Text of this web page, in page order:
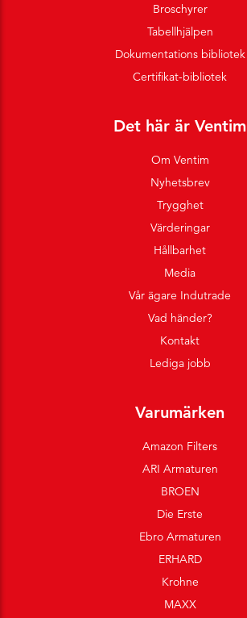
Broschyrer
Tabellhjälpen
Dokumentations bibliotek
Certifikat-bibliotek
Det här är Ventim
Om Ventim
Nyhetsbrev
Trygghet
Värderingar
Hållbarhet
Media
Vår ägare Indutrade
Vad händer?
Kontakt
Lediga jobb
Varumärken
Amazon Filters
ARI Armaturen
BROEN
Die Erste
Ebro Armaturen
ERHARD
Krohne
MAXX